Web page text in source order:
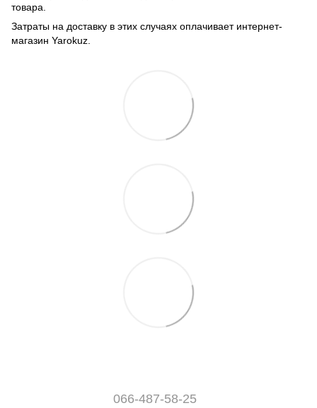
товара.
Затраты на доставку в этих случаях оплачивает интернет-
магазин Yarokuz.
066-487-58-25